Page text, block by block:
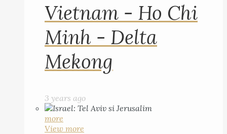
Vietnam - Ho Chi
Minh - Delta
Mekong
3 years ago
more
View more